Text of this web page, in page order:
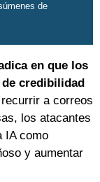
de
en que los
credibilidad
a correos
los atacantes
IA como
y aumentar